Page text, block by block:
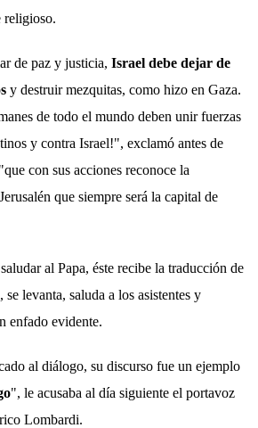
religioso.
de paz y justicia, Israel debe dejar de
y destruir mezquitas, como hizo en Gaza.
de todo el mundo deben unir fuerzas
y contra Israel!", exclamó antes de
con sus acciones reconoce la
que siempre será la capital de
al Papa, éste recibe la traducción de
levanta, saluda a los asistentes y
enfado evidente.
al diálogo, su discurso fue un ejemplo
", le acusaba al día siguiente el portavoz
Lombardi.